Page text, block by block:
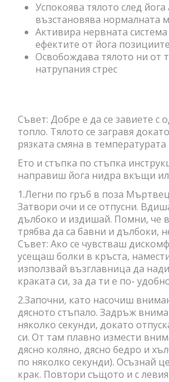
Успокоява тялото след йога
възстановява нормалната
Активира нервната система
ефектите от йога позициите
Освобождава тялото ни от
натрупания стрес
Съвет: Добре е да се завиете с
топло. Тялото се загравя
рязката смяна в температурата
Ето и стъпка по стъпка
направиш йога нидра вкъщи
1.Легни по гръб в поза
Затвори очи и се отпусни.
дълбоко и издишай. Помни, че
трябва да са бавни и дълбоки,
Съвет: Ако се чувстваш
усещаш болки в кръста,
използвай възглавница да
краката си, за да ти е по-
2.Започни, като насочиш
дясното стъпало. Задръж
няколко секунди, докато
си. От там плавно измести
дясно коляно, дясно бедро и
по няколко секунди). Осъзнай
крак. Повтори същото и с